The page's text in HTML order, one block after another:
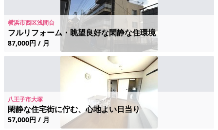
横浜市西区浅間台
フルリフォーム・眺望良好な閑静な住環境
87,000円 / 月
八王子市大塚
閑静な住宅街に佇む、心地よい日当り
57,000円 / 月